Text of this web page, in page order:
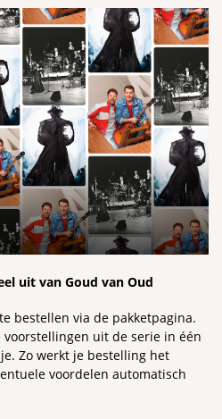
uit van Goud van Oud
bestellen via de pakketpagina.
voorstellingen uit de serie in één
Zo werkt je bestelling het
voordelen automatisch